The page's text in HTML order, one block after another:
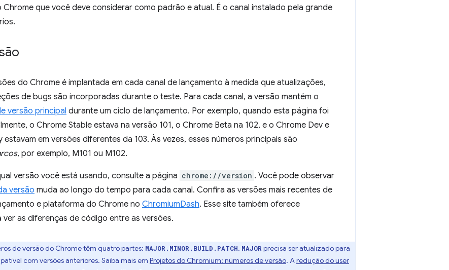
Chrome que você deve considerar como padrão e atual. É o canal instalado pela grande
do Chrome é implantada em cada canal de lançamento à medida que atualizações,
de bugs são incorporadas durante o teste. Para cada canal, a versão mantém o
versão principal durante um ciclo de lançamento. Por exemplo, quando esta página foi
o Chrome Stable estava na versão 101, o Chrome Beta na 102, e o Chrome Dev e
estavam em versões diferentes da 103. Às vezes, esses números principais são
, por exemplo, M101 ou M102.
versão você está usando, consulte a página chrome://version . Você pode observar
versão muda ao longo do tempo para cada canal. Confira as versões mais recentes de
e plataforma do Chrome no ChromiumDash. Esse site também oferece
as diferenças de código entre as versões.
de versão do Chrome têm quatro partes: MAJOR.MINOR.BUILD.PATCH. MAJOR precisa ser atualizado para
com versões anteriores. Saiba mais em Projetos do Chromium: números de versão. Aredução do user